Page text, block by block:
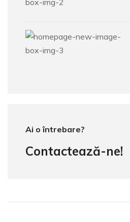
Ai o întrebare?
Contactează-ne!